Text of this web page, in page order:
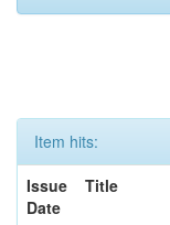
Item hits:
Issue
Date
Title